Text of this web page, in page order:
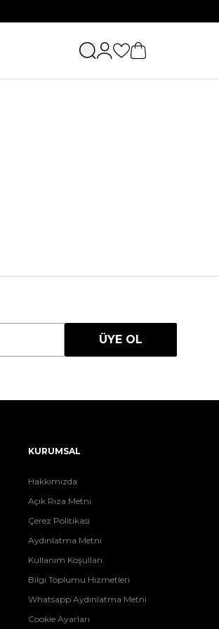
ÜYE OL
KURUMSAL
Hakkımızda
Açık Rıza Metni
Çerez Politikası
Aydınlatma Metni
Kullanım Koşulları
Bilgi Toplumu Hizmetleri
Whatsapp Aydınlatma Metni
Cookie Ayarları